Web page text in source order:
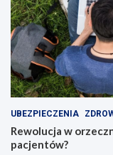
UBEZPIECZENIA
Rewolucja w
pacjentów?